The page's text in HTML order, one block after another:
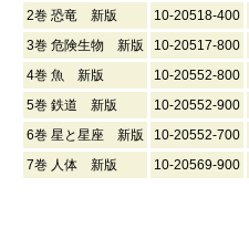
2巻 恐竜 新版
10-20518-400
3巻 危険生物 新版
10-20517-800
4巻 魚 新版
10-20552-800
5巻 鉄道 新版
10-20552-900
6巻 星と星座 新版
10-20552-700
7巻 人体 新版
10-20569-900